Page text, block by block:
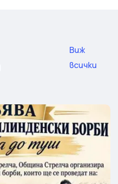
Виж
всички